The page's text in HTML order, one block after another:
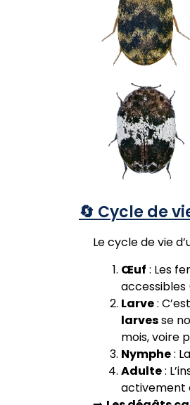
🔄 Cycle de
Le cycle de vie
Œuf : Les
Larve:
larvesse
mois, voire
Nymphe:
Adulte:
activement